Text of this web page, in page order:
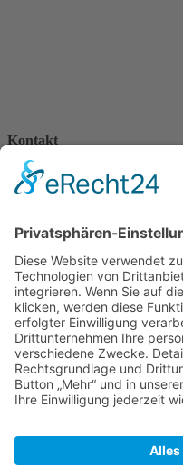
Kontakt
Königsbau / Erdgeschoss
Königstraße 28
T: 0711 29 39 20
kontakt@kaestner-stuttgart.de
Unsere Öffnungszeiten
Montag bis Samstag:
10:00 Uhr – 19:00 Uhr
Pflichtangaben
Impressum
Datenschutzerklärung